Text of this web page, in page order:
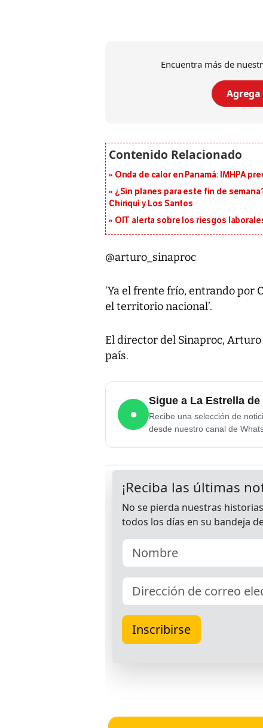
Encuentra más de
Onda de calor en Panamá: IMHPA
¿Sin planes para este fin de
Chiriquí y Los Santos
OIT alerta sobre los riesgos
@arturo_sinaproc
‘Ya el frente frío, entrando por
el territorio nacional’.
El director del Sinaproc,
país.
●
Sigue a La Estrella
Recibe una selección de
desde nuestro canal de